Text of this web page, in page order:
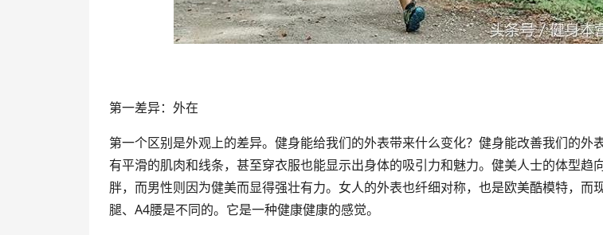
第一差异：外在
第一个区别是外观上的差异。健身能给我们的外表带来什么变化？健身能改善我们的外
有平滑的肌肉和线条，甚至穿衣服也能显示出身体的吸引力和魅力。健美人士的体型趋
胖，而男性则因为健美而显得强壮有力。女人的外表也纤细对称，也是欧美酷模特，而
腿、A4腰是不同的。它是一种健康健康的感觉。